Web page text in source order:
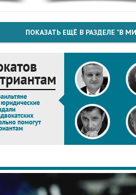
ПОКАЗАТЬ ЕЩЁ В РАЗДЕЛЕ "В